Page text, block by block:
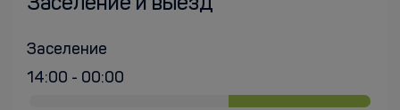
Заселение и выезд
Заселение
14:00 - 00:00